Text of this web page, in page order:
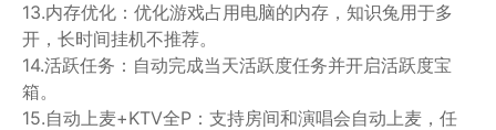
13.内存优化：优化游戏占用电脑的内存，知识兔用于多
开，长时间挂机不推荐。
14.活跃任务：自动完成当天活跃度任务并开启活跃度宝
箱。
15.自动上麦+KTV全P：支持房间和演唱会自动上麦，任